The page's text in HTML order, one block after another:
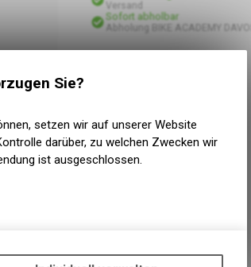
Versand
Sofort abholbar
Abholung BIKE ACADEMY DAVOS
Sie?
setzen wir auf unserer Website
darüber, zu welchen Zwecken wir
ist ausgeschlossen.
unseres Online-Angebots, wie die